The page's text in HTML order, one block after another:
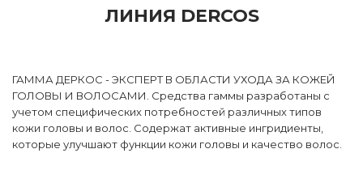
ЛИНИЯ DERCOS
ГАММА ДЕРКОС - ЭКСПЕРТ В ОБЛАСТИ УХОДА ЗА КОЖЕЙ
ГОЛОВЫ И ВОЛОСАМИ. Средства гаммы разработаны с
учетом специфических потребностей различных типов
кожи головы и волос. Содержат активные ингридиенты,
которые улучшают функции кожи головы и качество волос.